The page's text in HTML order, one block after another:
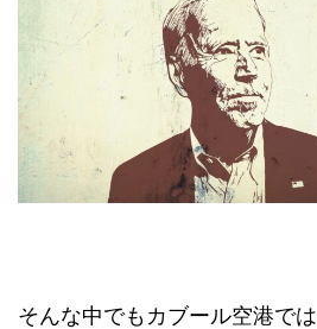
そんな中でもカブール空港では